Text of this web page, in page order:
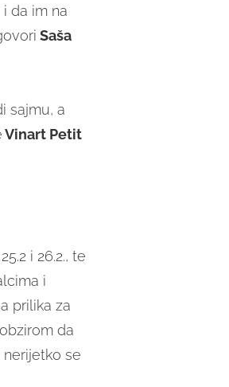
da im na
Saša
sajmu, a
Vinart Petit
i 26.2., te
i
prilika za
da
se